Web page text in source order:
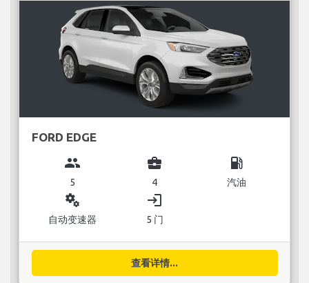
FORD EDGE
group
5
business_center
4
local_gas_station
汽油
miscellaneous_services
自动变速器
login
5 门
查看详情...